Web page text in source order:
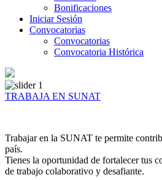
Bonificaciones
Iniciar Sesión
Convocatorias
Convocatorias
Convocatoria Histórica
TRABAJA EN SUNAT
Trabajar en la SUNAT te permite
país.
Tienes la oportunidad de fortalecer tus
de trabajo colaborativo y desafiante.